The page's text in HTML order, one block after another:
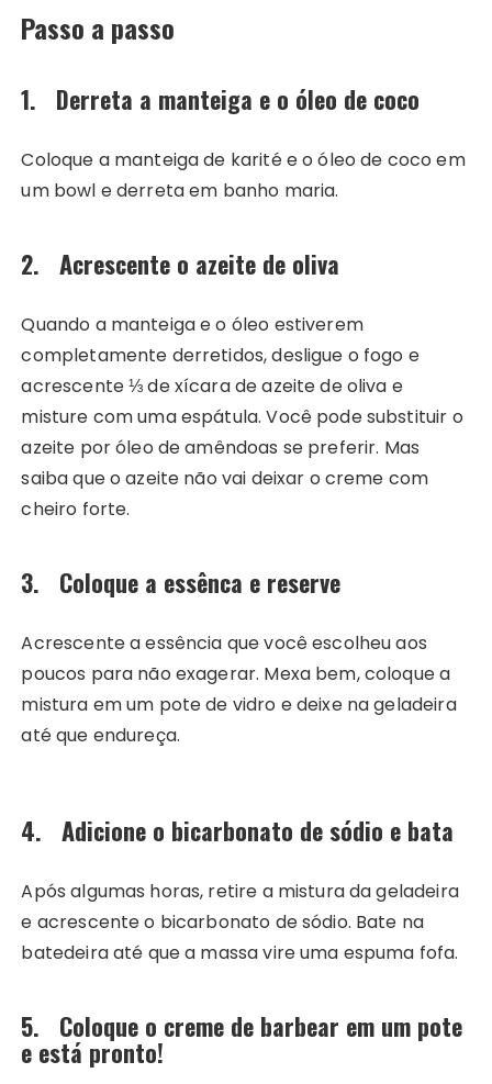
Passo a passo
1. Derreta a manteiga e o óleo de coco
Coloque a manteiga de karité e o óleo de coco em
um bowl e derreta em banho maria.
2. Acrescente o azeite de oliva
Quando a manteiga e o óleo estiverem
completamente derretidos, desligue o fogo e
acrescente ⅓ de xícara de azeite de oliva e
misture com uma espátula. Você pode substituir o
azeite por óleo de amêndoas se preferir. Mas
saiba que o azeite não vai deixar o creme com
cheiro forte.
3. Coloque a essênca e reserve
Acrescente a essência que você escolheu aos
poucos para não exagerar. Mexa bem, coloque a
mistura em um pote de vidro e deixe na geladeira
até que endureça.
4. Adicione o bicarbonato de sódio e bata
Após algumas horas, retire a mistura da geladeira
e acrescente o bicarbonato de sódio. Bate na
batedeira até que a massa vire uma espuma fofa.
5. Coloque o creme de barbear em um pote
e está pronto!